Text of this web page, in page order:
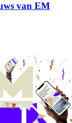
van EM